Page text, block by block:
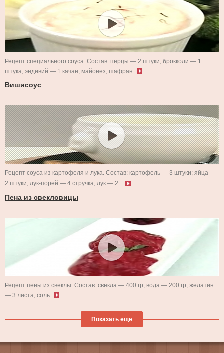
Рецепт специального соуса. Состав: перцы — 2 штуки; брокколи — 1
штука; эндивий — 1 качан; майонез, шафран.
Вишисоус
Рецепт соуса из картофеля и лука. Состав: картофель — 3 штуки; яйца —
2 штуки; лук-порей — 4 стручка; лук — 2...
Пена из свекловицы
Рецепт пены из свеклы. Состав: свекла — 400 гр; вода — 200 гр; желатин
— 3 листа; соль.
Показать еще